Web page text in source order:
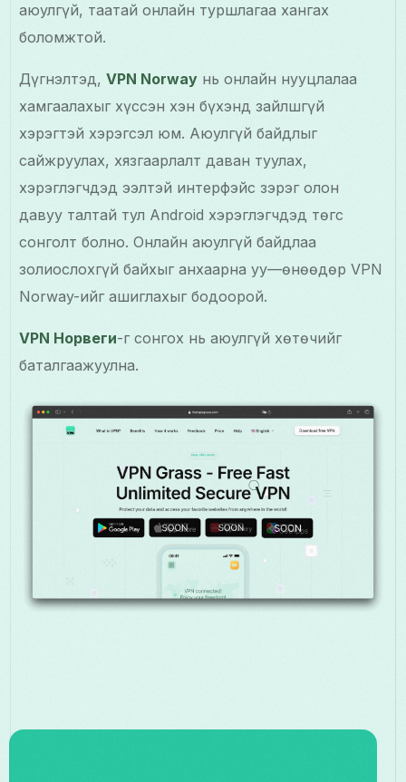
аюулгүй, таатай онлайн туршлагаа хангах
боломжтой.
Дүгнэлтэд,VPN Norway нь онлайн нууцлалаа
хамгаалахыг хүссэн хэн бүхэнд зайлшгүй
хэрэгтэй хэрэгсэл юм. Аюулгүй байдлыг
сайжруулах, хязгаарлалт даван туулах,
хэрэглэгчдэд ээлтэй интерфэйс зэрэг олон
давуу талтай тул Android хэрэглэгчдэд төгс
сонголт болно. Онлайн аюулгүй байдлаа
золиослохгүй байхыг анхаарна уу—өнөөдөр VPN
Norway-ийг ашиглахыг бодоорой.
VPN Норвеги-г сонгох нь аюулгүй хөтөчийг
баталгаажуулна.